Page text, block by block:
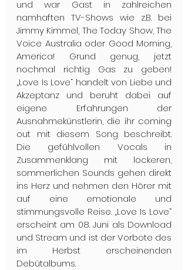
und war Gast in zahlreichen
namhaften TV-Shows wie z.B. bei
Jimmy Kimmel, The Today Show, The
Voice Australia oder Good Morning,
America! Grund genug, jetzt
nochmal richtig Gas zu geben!
„Love Is Love“ handelt von Liebe und
Akzeptanz und beruht dabei auf
eigene Erfahrungen der
Ausnahmekünstlerin, die ihr coming
out mit diesem Song beschreibt.
Die gefühlvollen Vocals in
Zusammenklang mit lockeren,
sommerlichen Sounds gehen direkt
ins Herz und nehmen den Hörer mit
auf eine emotionale und
stimmungsvolle Reise. „Love Is Love“
erscheint am 08. Juni als Download
und Stream und ist der Vorbote des
im Herbst erscheinenden
Debütalbums.